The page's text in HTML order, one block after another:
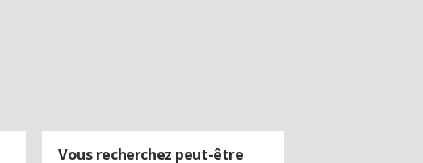
Vous recherchez peut-être